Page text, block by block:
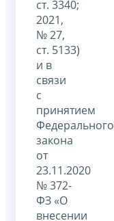
ст. 3340;
2021,
№ 27,
ст. 5133)
и в
связи
с
принятием
Федерального
закона
от
23.11.2020
№ 372-
ФЗ «О
внесении